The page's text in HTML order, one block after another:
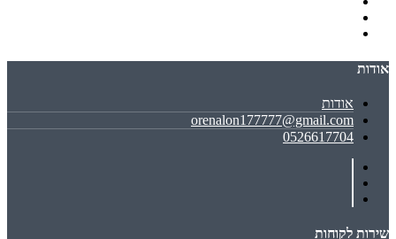
אודות
אודות
orenalon177777@gmail.com
0526617704
שירות לקוחות